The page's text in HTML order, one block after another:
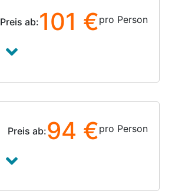
Preis ab:101 €pro Person
Preis ab:94 €pro Person